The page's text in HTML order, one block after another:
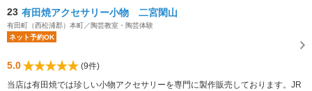
23 有田焼アクセサリー小物 二宮閑山
有田町（西松浦郡）本町／陶芸教室・陶芸体験
ネット予約OK
5.0
(9件)
当店は有田焼では珍しい小物アクセサリーを専門に製作販売しております。JR